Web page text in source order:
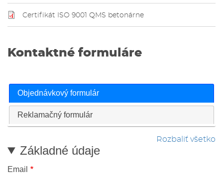
Certifikát ISO 9001 QMS betonárne
Kontaktné formuláre
Objednávkový formulár
Reklamačný formulár
Rozbaliť všetko
Základné údaje
Email